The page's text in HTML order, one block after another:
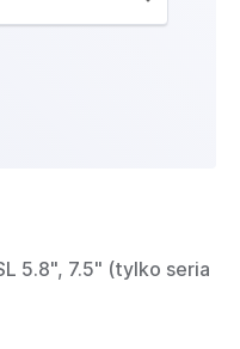
5.8", 7.5" (tylko seria